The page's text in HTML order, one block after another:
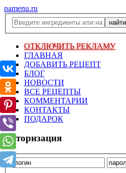
namenu.ru
ОТКЛЮЧИТЬ РЕКЛАМУ
ГЛАВНАЯ
ДОБАВИТЬ РЕЦЕПТ
БЛОГ
НОВОСТИ
ВСЕ РЕЦЕПТЫ
КОММЕНТАРИИ
КОНТАКТЫ
ПОДАРОК
Авторизация